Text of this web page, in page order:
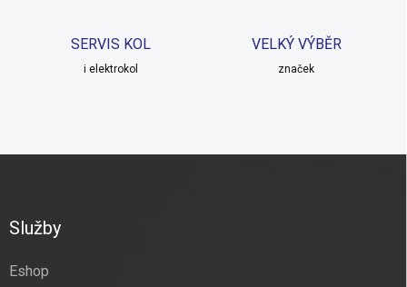
SERVIS KOL
i elektrokol
VELKÝ VÝBĚR
značek
Služby
Eshop